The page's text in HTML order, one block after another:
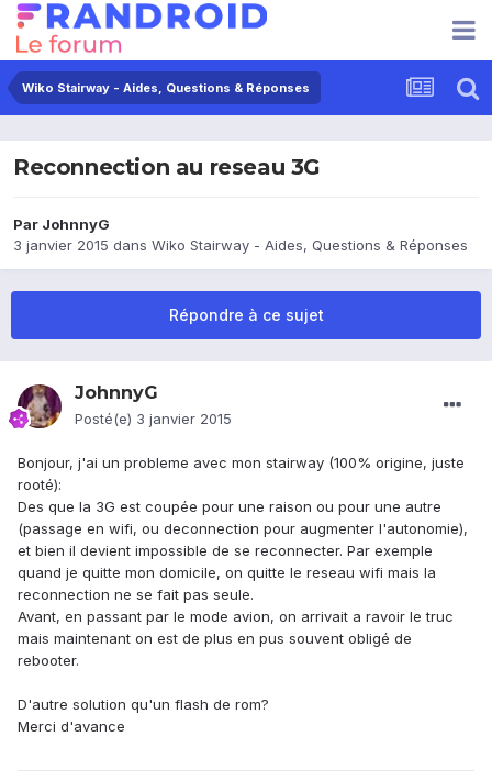
Wiko Stairway - Aides, Questions & Réponses
Reconnection au reseau 3G
Par JohnnyG
3 janvier 2015 dans Wiko Stairway - Aides, Questions & Réponses
Répondre à ce sujet
JohnnyG
Posté(e) 3 janvier 2015
Bonjour, j'ai un probleme avec mon stairway (100% origine, juste
rooté):
Des que la 3G est coupée pour une raison ou pour une autre
(passage en wifi, ou deconnection pour augmenter l'autonomie),
et bien il devient impossible de se reconnecter. Par exemple
quand je quitte mon domicile, on quitte le reseau wifi mais la
reconnection ne se fait pas seule.
Avant, en passant par le mode avion, on arrivait a ravoir le truc
mais maintenant on est de plus en pus souvent obligé de
rebooter.
D'autre solution qu'un flash de rom?
Merci d'avance